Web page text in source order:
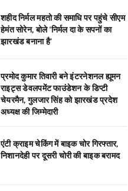
शहीद निर्मल महतो की समाधि पर पहुंचे सीएम
हेमंत सोरेन, बोले ‘निर्मल दा के सपनों का
झारखंड बनाना है’
प्रमोद कुमार तिवारी बने इंटरनेशनल ह्यूमन
राइट्स डेवलपमेंट फाउंडेशन के डिप्टी
चेयरमैन, गुलजार सिंह को झारखंड प्रदेश
अध्यक्ष की जिम्मेदारी
एंटी क्राइम चेकिंग में बाइक चोर गिरफ्तार,
निशानदेही पर दूसरी चोरी की बाइक बरामद